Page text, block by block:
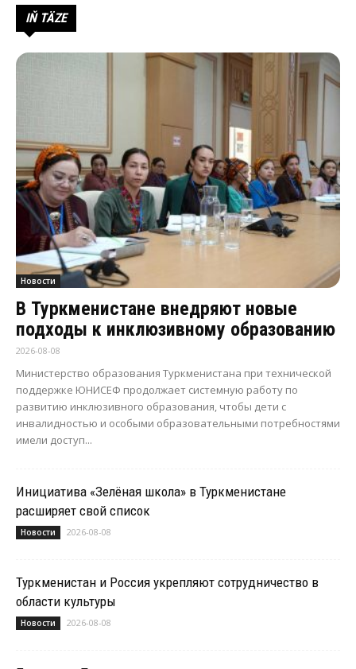
IŇ TÄZE
Новости
В Туркменистане внедряют новые
подходы к инклюзивному образованию
2026-08-08
Министерство образования Туркменистана при технической
поддержке ЮНИСЕФ продолжает системную работу по
развитию инклюзивного образования, чтобы дети с
инвалидностью и особыми образовательными потребностями
имели доступ...
Инициатива «Зелёная школа» в Туркменистане
расширяет свой список
Новости 2026-08-08
Туркменистан и Россия укрепляют сотрудничество в
области культуры
Новости 2026-08-08